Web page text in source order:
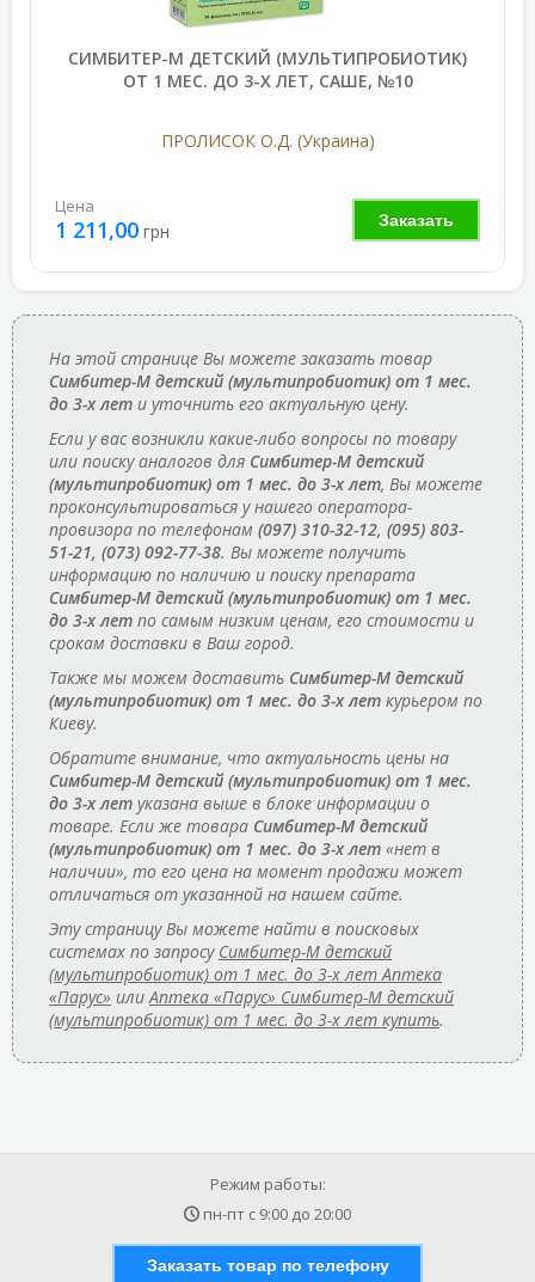
СИМБИТЕР-М ДЕТСКИЙ (МУЛЬТИПРОБИОТИК)
ОТ 1 МЕС. ДО 3-Х ЛЕТ, САШЕ, №10
ПРОЛИСОК О.Д. (Украина)
Заказать
Цена
1 211,00 грн
На этой странице Вы можете заказать товар
Симбитер-М детский (мультипробиотик) от 1 мес.
до 3-х лет и уточнить его актуальную цену.
Если у вас возникли какие-либо вопросы по товару
или поиску аналогов для Симбитер-М детский
(мультипробиотик) от 1 мес. до 3-х лет, Вы можете
проконсультироваться у нашего оператора-
провизора по телефонам (097) 310-32-12, (095) 803-
51-21, (073) 092-77-38. Вы можете получить
информацию по наличию и поиску препарата
Симбитер-М детский (мультипробиотик) от 1 мес.
до 3-х лет по самым низким ценам, его стоимости и
срокам доставки в Ваш город.
Также мы можем доставить Симбитер-М детский
(мультипробиотик) от 1 мес. до 3-х лет курьером по
Киеву.
Обратите внимание, что актуальность цены на
Симбитер-М детский (мультипробиотик) от 1 мес.
до 3-х лет указана выше в блоке информации о
товаре. Если же товара Симбитер-М детский
(мультипробиотик) от 1 мес. до 3-х лет «нет в
наличии», то его цена на момент продажи может
отличаться от указанной на нашем сайте.
Эту страницу Вы можете найти в поисковых
системах по запросу Симбитер-М детский
(мультипробиотик) от 1 мес. до 3-х лет Аптека
«Парус» илиАптека «Парус» Симбитер-М детский
(мультипробиотик) от 1 мес. до 3-х лет купить.
Режим работы:
пн-пт с 9:00 до 20:00
Заказать товар по телефону